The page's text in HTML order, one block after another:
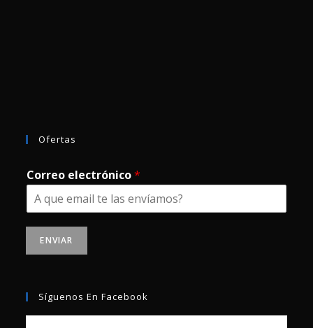
Ofertas
Correo electrónico*
ENVIAR
Síguenos En Facebook